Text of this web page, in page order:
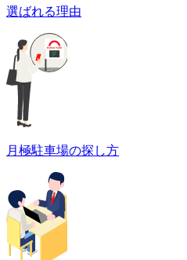
選ばれる理由
月極駐車場の探し方